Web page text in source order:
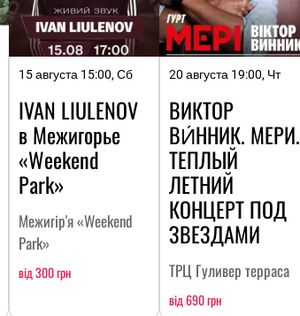
15 августа 15:00, Сб
IVAN LIULENOV
в Межигорье
«Weekend
Park»
Межигір'я «Weekend
Park»
від 300 грн
20 августа 19:00, Чт
ВИКТОР
ВИ́ННИК. МЕРИ.
ТЕПЛЫЙ
ЛЕТНИЙ
КОНЦЕРТ ПОД
ЗВЕЗДАМИ
ТРЦ Гуливер терраса
від 690 грн